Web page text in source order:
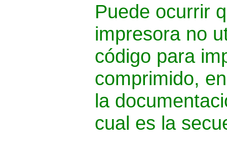
Puede ocurrir
impresora no
código para
comprimido,
la
cual es la